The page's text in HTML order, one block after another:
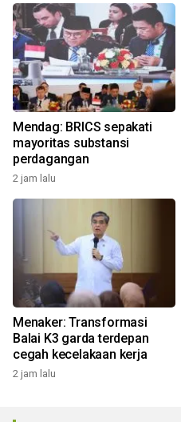
Mendag: BRICS sepakati
mayoritas substansi
perdagangan
2 jam lalu
Menaker: Transformasi
Balai K3 garda terdepan
cegah kecelakaan kerja
2 jam lalu